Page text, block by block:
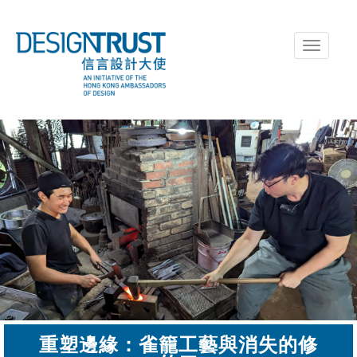
Toggle
重塑邊緣：雀籠工藝與消失的修